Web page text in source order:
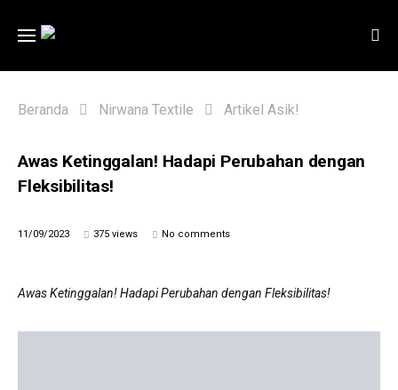
Beranda Nirwana Textile Artikel Asik!
Awas Ketinggalan! Hadapi Perubahan dengan
Fleksibilitas!
11/09/2023 375 views No comments
Awas Ketinggalan! Hadapi Perubahan dengan Fleksibilitas!